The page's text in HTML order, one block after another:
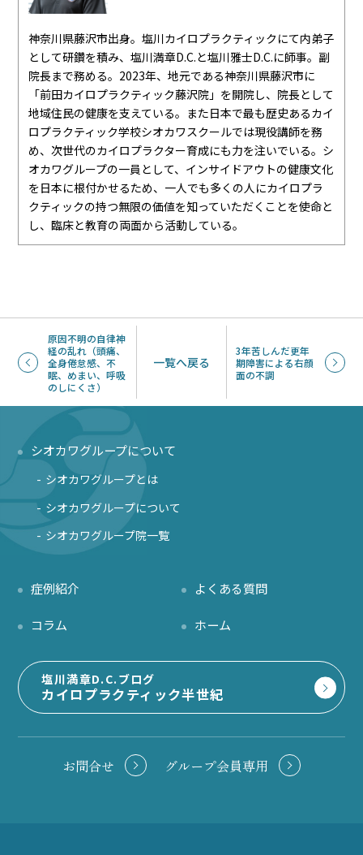
神奈川県藤沢市出身。塩川カイロプラクティックにて内弟子
として研鑽を積み、塩川満章D.C.と塩川雅士D.C.に師事。副
院長まで務める。2023年、地元である神奈川県藤沢市に
「前田カイロプラクティック藤沢院」を開院し、院長として
地域住民の健康を支えている。また日本で最も歴史あるカイ
ロプラクティック学校シオカワスクールでは現役講師を務
め、次世代のカイロプラクター育成にも力を注いでいる。シ
オカワグループの一員として、インサイドアウトの健康文化
を日本に根付かせるため、一人でも多くの人にカイロプラ
クティックの持つ無限の価値を知っていただくことを使命と
し、臨床と教育の両面から活動している。
原因不明の自律神
経の乱れ（頭痛、
全身倦怠感、不
眠、めまい、呼吸
のしにくさ）
一覧へ戻る
3年苦しんだ更年
期障害による右顔
面の不調
シオカワグループについて
シオカワグループとは
シオカワグループについて
シオカワグループ院一覧
症例紹介 よくある質問
コラム ホーム
塩川満章D.C.ブログ
カイロプラクティック半世紀
お問合せ グループ会員専用